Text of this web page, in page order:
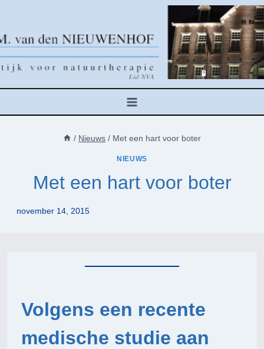
inhoud
/ Nieuws / Met een hart voor boter
NIEUWS
Met een hart voor boter
november 14, 2015
Volgens een recente
medische studie aan